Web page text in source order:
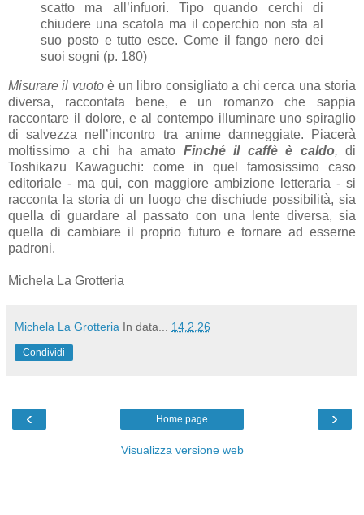
scatto ma all’infuori. Tipo quando cerchi di
chiudere una scatola ma il coperchio non sta al
suo posto e tutto esce. Come il fango nero dei
suoi sogni (p. 180)
Misurare il vuotoè un libro consigliato a chi cerca una storia
diversa, raccontata bene, e un romanzo che sappia
raccontare il dolore, e al contempo illuminare uno spiraglio
di salvezza nell’incontro tra anime danneggiate. Piacerà
moltissimo a chi ha amato Finché il caffè è caldo, di
Toshikazu Kawaguchi: come in quel famosissimo caso
editoriale - ma qui, con maggiore ambizione letteraria - si
racconta la storia di un luogo che dischiude possibilità, sia
quella di guardare al passato con una lente diversa, sia
quella di cambiare il proprio futuro e tornare ad esserne
padroni.
Michela La Grotteria
Michela La Grotteria In data... 14.2.26
Condividi
‹ ›
Home page
Visualizza versione web